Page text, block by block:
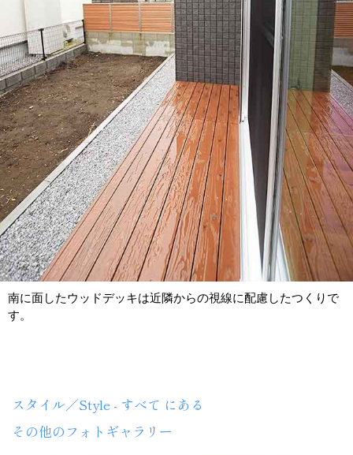
南に面したウッドデッキは近隣からの視線に配慮したつくりで
す。
スタイル／Style - すべて にある
その他のフォトギャラリー